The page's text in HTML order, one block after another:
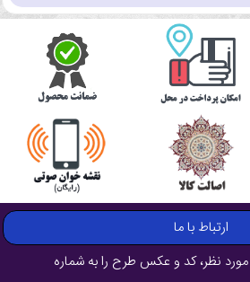
ارتباط با ما
نظر، کد و عکس طرح را به شماره